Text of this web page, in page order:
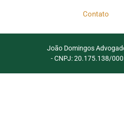
Contato
João Domingos
- CNPJ: 20.175.138/